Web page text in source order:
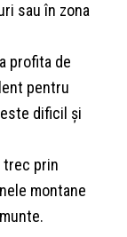
sau în zona
profita de
pentru
dificil și
trec prin
montane